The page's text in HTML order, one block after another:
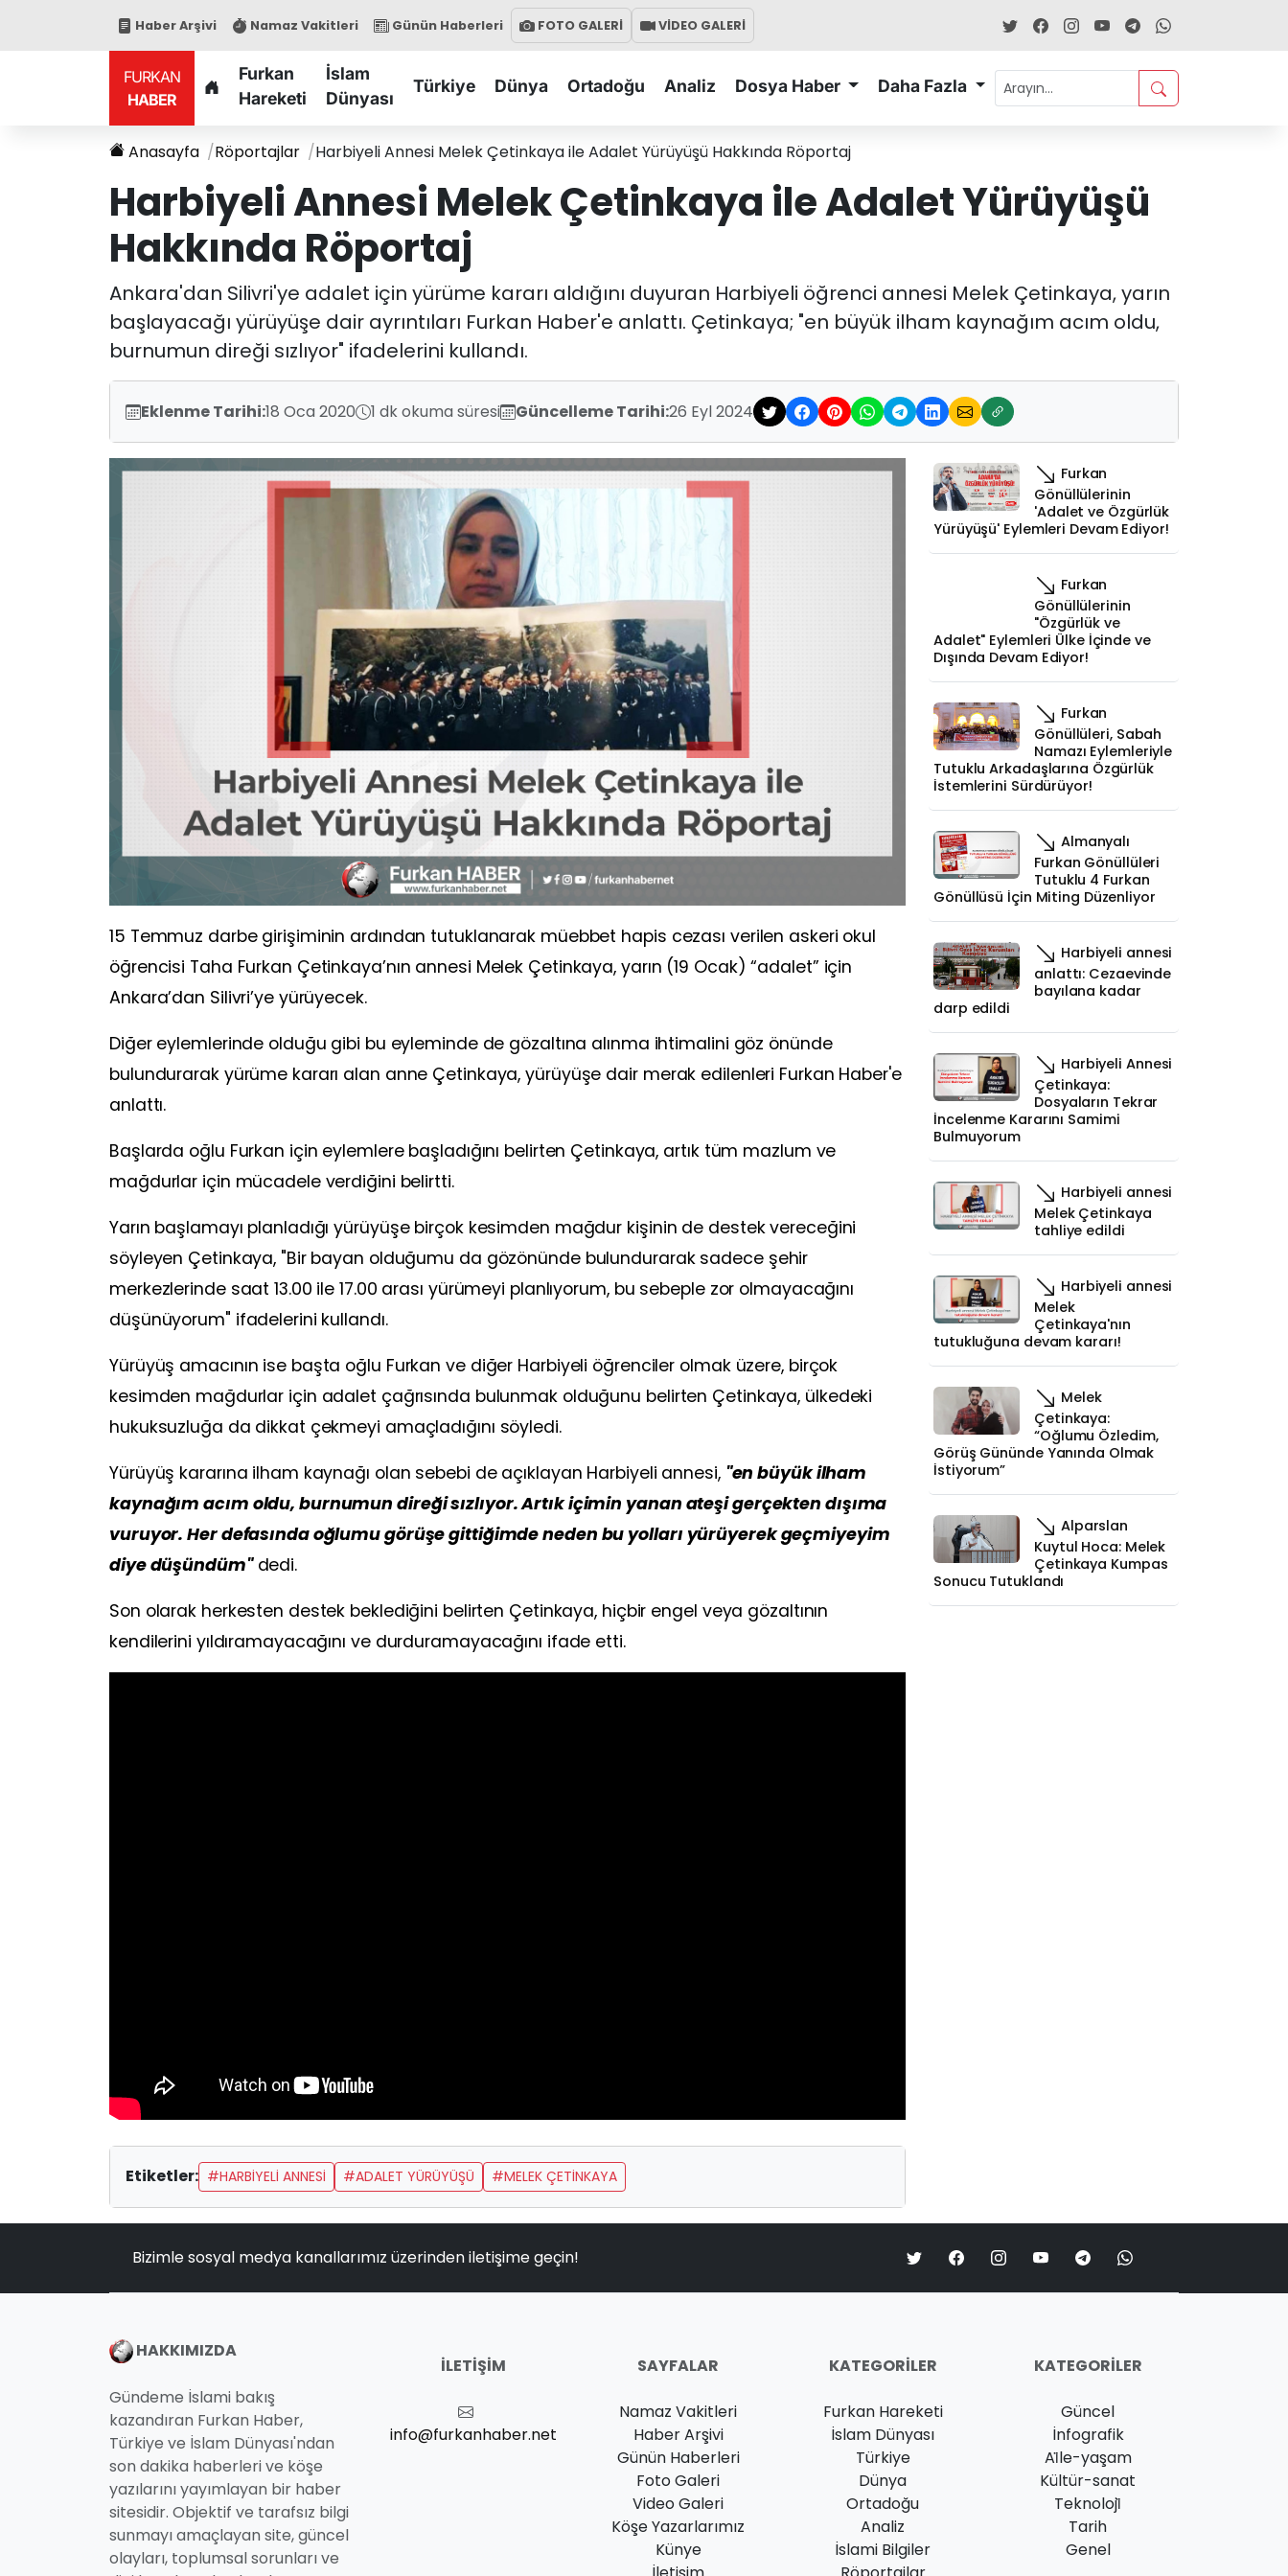
Haber Arşivi Namaz Vakitleri Günün Haberleri FOTO GALERİ VİDEO GALERİ
FURKAN
HABER
Furkan
Hareketi
İslam
Dünyası
Türkiye Dünya Ortadoğu Analiz Dosya Haber Daha Fazla
Anasayfa Röportajlar Harbiyeli Annesi Melek Çetinkaya ile Adalet Yürüyüşü Hakkında Röportaj
Harbiyeli Annesi Melek Çetinkaya ile Adalet Yürüyüşü
Hakkında Röportaj
Ankara'dan Silivri'ye adalet için yürüme kararı aldığını duyuran Harbiyeli öğrenci annesi Melek Çetinkaya, yarın
başlayacağı yürüyüşe dair ayrıntıları Furkan Haber'e anlattı. Çetinkaya; "en büyük ilham kaynağım acım oldu,
burnumun direği sızlıyor" ifadelerini kullandı.
Eklenme Tarihi:18 Oca 2020 1 dk okuma süresi Güncelleme Tarihi:26 Eyl 2024
15 Temmuz darbe girişiminin ardından tutuklanarak müebbet hapis cezası verilen askeri okul
öğrencisi Taha Furkan Çetinkaya’nın annesi Melek Çetinkaya, yarın (19 Ocak) “adalet” için
Ankara’dan Silivri’ye yürüyecek.
Diğer eylemlerinde olduğu gibi bu eyleminde de gözaltına alınma ihtimalini göz önünde
bulundurarak yürüme kararı alan anne Çetinkaya, yürüyüşe dair merak edilenleri Furkan Haber'e
anlattı.
Başlarda oğlu Furkan için eylemlere başladığını belirten Çetinkaya, artık tüm mazlum ve
mağdurlar için mücadele verdiğini belirtti.
Yarın başlamayı planladığı yürüyüşe birçok kesimden mağdur kişinin de destek vereceğini
söyleyen Çetinkaya, "Bir bayan olduğumu da gözönünde bulundurarak sadece şehir
merkezlerinde saat 13.00 ile 17.00 arası yürümeyi planlıyorum, bu sebeple zor olmayacağını
düşünüyorum" ifadelerini kullandı.
Yürüyüş amacının ise başta oğlu Furkan ve diğer Harbiyeli öğrenciler olmak üzere, birçok
kesimden mağdurlar için adalet çağrısında bulunmak olduğunu belirten Çetinkaya, ülkedeki
hukuksuzluğa da dikkat çekmeyi amaçladığını söyledi.
Yürüyüş kararına ilham kaynağı olan sebebi de açıklayan Harbiyeli annesi, "en büyük ilham
kaynağım acım oldu, burnumun direği sızlıyor. Artık içimin yanan ateşi gerçekten dışıma
vuruyor. Her defasında oğlumu görüşe gittiğimde neden bu yolları yürüyerek geçmiyeyim
diye düşündüm"dedi.
Son olarak herkesten destek beklediğini belirten Çetinkaya, hiçbir engel veya gözaltının
kendilerini yıldıramayacağını ve durduramayacağını ifade etti.
Etiketler: #HARBİYELİ ANNESİ #ADALET YÜRÜYÜŞÜ #MELEK ÇETİNKAYA
Furkan
Gönüllülerinin
'Adalet ve Özgürlük
Yürüyüşü' Eylemleri Devam Ediyor!
Furkan
Gönüllülerinin
"Özgürlük ve
Adalet" Eylemleri Ülke İçinde ve
Dışında Devam Ediyor!
Furkan
Gönüllüleri, Sabah
Namazı Eylemleriyle
Tutuklu Arkadaşlarına Özgürlük
İstemlerini Sürdürüyor!
Almanyalı
Furkan Gönüllüleri
Tutuklu 4 Furkan
Gönüllüsü İçin Miting Düzenliyor
Harbiyeli annesi
anlattı: Cezaevinde
bayılana kadar
darp edildi
Harbiyeli Annesi
Çetinkaya:
Dosyaların Tekrar
İncelenme Kararını Samimi
Bulmuyorum
Harbiyeli annesi
Melek Çetinkaya
tahliye edildi
Harbiyeli annesi
Melek
Çetinkaya'nın
tutukluğuna devam kararı!
Melek
Çetinkaya:
“Oğlumu Özledim,
Görüş Gününde Yanında Olmak
İstiyorum”
Alparslan
Kuytul Hoca: Melek
Çetinkaya Kumpas
Sonucu Tutuklandı
Bizimle sosyal medya kanallarımız üzerinden iletişime geçin!
HAKKIMIZDA
Gündeme İslami bakış
kazandıran Furkan Haber,
Türkiye ve İslam Dünyası'ndan
son dakika haberleri ve köşe
yazılarını yayımlayan bir haber
sitesidir. Objektif ve tarafsız bilgi
sunmayı amaçlayan site, güncel
olayları, toplumsal sorunları ve
İLETIŞIM
info@furkanhaber.net
SAYFALAR
Namaz Vakitleri
Haber Arşivi
Günün Haberleri
Foto Galeri
Video Galeri
Köşe Yazarlarımız
Künye
KATEGORILER
Furkan Hareketi
İslam Dünyası
Türkiye
Dünya
Ortadoğu
Analiz
İslami Bilgiler
KATEGORILER
Güncel
İnfografik
Ai̇le-yaşam
Kültür-sanat
Teknoloji̇
Tarih
Genel